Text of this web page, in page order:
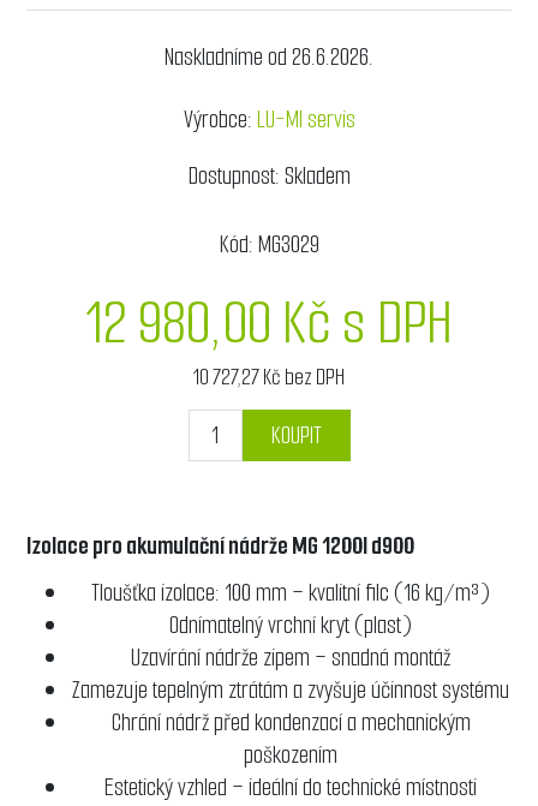
Naskladníme od 26.6.2026.
Výrobce:LU-MI servis
Dostupnost:Skladem
Kód:MG3029
12 980,00 Kč s DPH
10 727,27 Kč bez DPH
KOUPIT
Izolace pro akumulační nádrže MG 1200l d900
Tloušťka izolace: 100 mm – kvalitní filc (16 kg/m³)
Odnímatelný vrchní kryt (plast)
Uzavírání nádrže zipem – snadná montáž
Zamezuje tepelným ztrátám a zvyšuje účinnost systému
Chrání nádrž před kondenzací a mechanickým
poškozením
Estetický vzhled – ideální do technické místnosti